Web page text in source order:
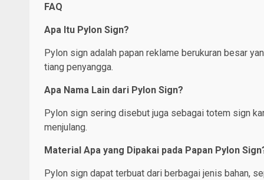
FAQ
Apa Itu Pylon Sign?
Pylon sign adalah papan reklame berukuran besar
tiang penyangga.
Apa Nama Lain dari Pylon Sign?
Pylon sign sering disebut juga sebagai totem sign
menjulang.
Material Apa yang Dipakai pada Papan Pylon
Pylon sign dapat terbuat dari berbagai jenis bahan,